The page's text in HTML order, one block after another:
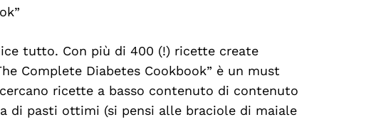
tutto. Con più di 400 (!) ricette create
Complete Diabetes Cookbook” è un must
ricette a basso contenuto di contenuto
di pasti ottimi (si pensi alle braciole di maiale